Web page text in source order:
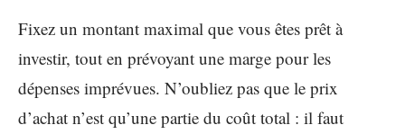
Fixez un montant maximal que vous êtes prêt à
investir, tout en prévoyant une marge pour les
dépenses imprévues. N’oubliez pas que le prix
d’achat n’est qu’une partie du coût total : il faut